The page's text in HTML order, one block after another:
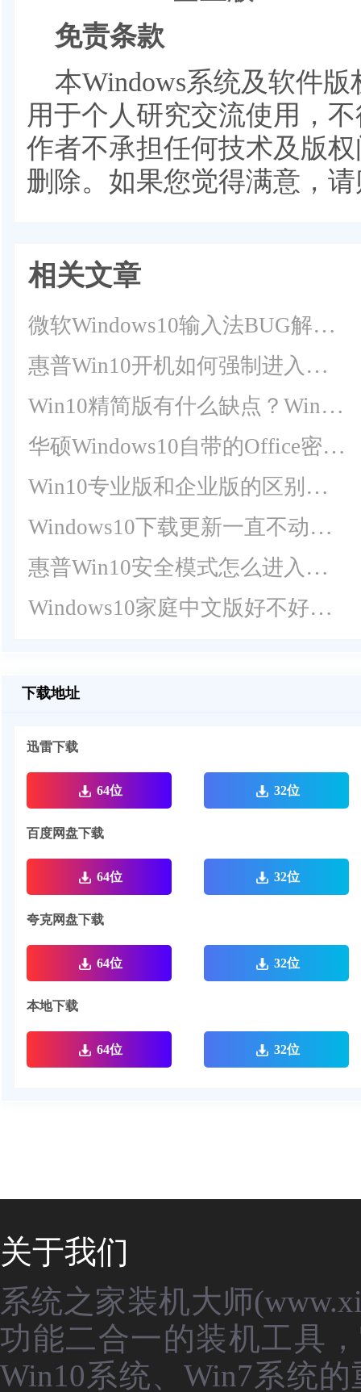
免责条款
本Windows系统及软件
用于个人研究交流使用，
作者不承担任何技术及版
删除。如果您觉得满意，
相关文章
微软Windows10输入法BUG解决教程(总结)
惠普Win10开机如何强制进入安全模式？
Win10精简版有什么缺点？Win10精简版优缺点介绍
华硕Windows10自带的Office密钥在哪？华硕Win10查看Office密钥教程
Win10专业版和企业版的区别是什么？Win10专业版和企业版哪个好？
Windows10下载更新一直不动，进度为0怎么办？
惠普Win10安全模式怎么进入？惠普Win10安全模式进入方法
Windows10家庭中文版好不好？Win10家庭中文版的缺点
下载地址
迅雷下载
64位 32位
百度网盘下载
64位 32位
夸克网盘下载
64位 32位
本地下载
64位 32位
关于我们
系统之家装机大师
功能二合一的装机工具
Win10系统、Win7系统